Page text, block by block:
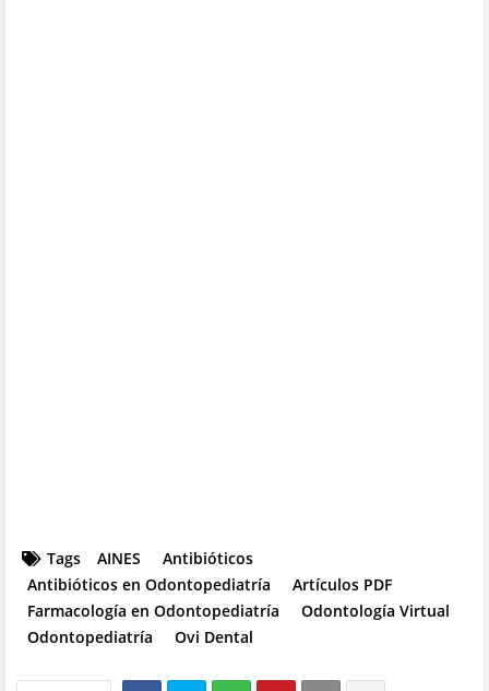
Tags AINES
Antibióticos
Antibióticos en Odontopediatría
Artículos PDF
Farmacología en Odontopediatría
Odontología Virtual
Odontopediatría
Ovi Dental